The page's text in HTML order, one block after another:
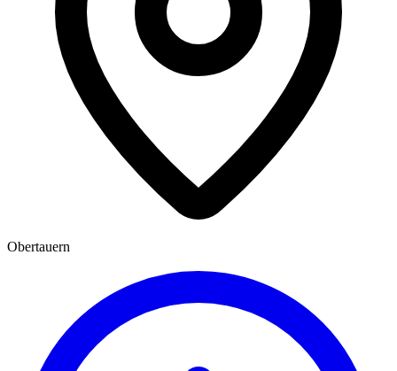
Obertauern